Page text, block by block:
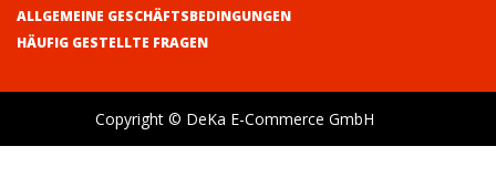
ALLGEMEINE GESCHÄFTSBEDINGUNGEN
HÄUFIG GESTELLTE FRAGEN
Copyright © DeKa E-Commerce GmbH